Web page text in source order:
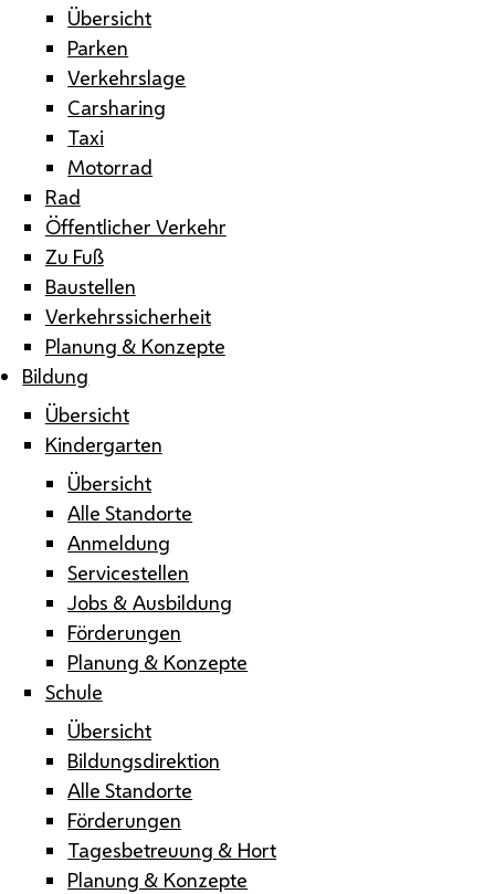
Übersicht
Parken
Verkehrslage
Carsharing
Taxi
Motorrad
Rad
Öffentlicher Verkehr
Zu Fuß
Baustellen
Verkehrssicherheit
Planung & Konzepte
Bildung
Übersicht
Kindergarten
Übersicht
Alle Standorte
Anmeldung
Servicestellen
Jobs & Ausbildung
Förderungen
Planung & Konzepte
Schule
Übersicht
Bildungsdirektion
Alle Standorte
Förderungen
Tagesbetreuung & Hort
Planung & Konzepte